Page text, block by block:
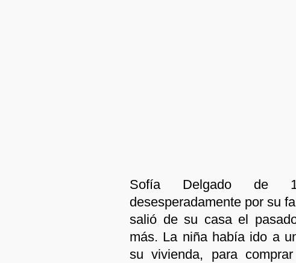
Sofía Delgado de
desesperadamente por su
salió de su casa el
más. La niña había ido a
su vivienda, para